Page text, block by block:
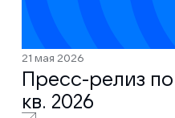
21 мая 2026
Пресс-релиз по
кв. 2026